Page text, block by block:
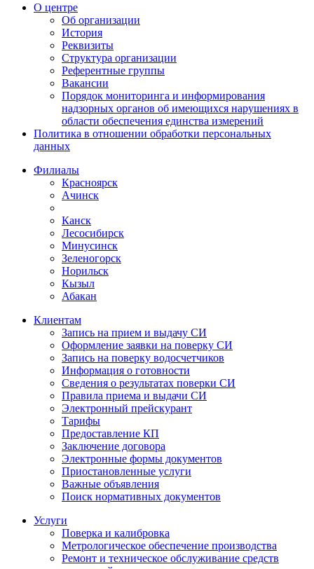
О центре
Об организации
История
Реквизиты
Структура организации
Референтные группы
Вакансии
Порядок мониторинга и информирования
надзорных органов об имеющихся нарушениях в
области обеспечения единства измерений
Политика в отношении обработки персональных
данных
Филиалы
Красноярск
Ачинск
Канск
Лесосибирск
Минусинск
Зеленогорск
Норильск
Кызыл
Абакан
Клиентам
Запись на прием и выдачу СИ
Оформление заявки на поверку СИ
Запись на поверку водосчетчиков
Информация о готовности
Сведения о результатах поверки СИ
Правила приема и выдачи СИ
Электронный прейскурант
Тарифы
Предоставление КП
Заключение договора
Электронные формы документов
Приостановленные услуги
Важные объявления
Поиск нормативных документов
Услуги
Поверка и калибровка
Метрологическое обеспечение производства
Ремонт и техническое обслуживание средств